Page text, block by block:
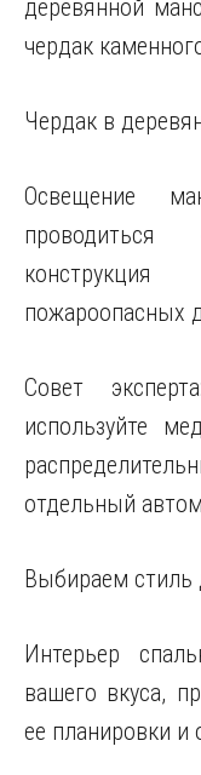
деревянной
чердак
Чердак в
Освещение
пожароопасных
Совет
используйте
отдельный
Выбираем
Интерьер
вашего вкуса,
ее планировки и